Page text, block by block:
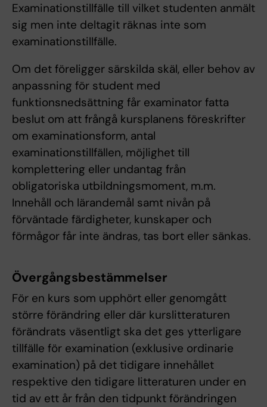
Examinationstillfälle till vilket studenten anmält
sig men inte deltagit räknas inte som
examinationstillfälle.
Om det föreligger särskilda skäl, eller behov av
anpassning för student med
funktionsnedsättning får examinator fatta
beslut om att frångå kursplanens föreskrifter
om examinationsform, antal
examinationstillfällen, möjlighet till
komplettering eller undantag från
obligatoriska utbildningsmoment, m.m.
Innehåll och lärandemål samt nivån på
förväntade färdigheter, kunskaper och
förmågor får inte ändras, tas bort eller sänkas.
Övergångsbestämmelser
För en kurs som upphört eller genomgått
större förändring eller där kurslitteraturen
förändrats väsentligt ska det ges ytterligare
tillfälle för examination (exklusive ordinarie
examination) på det tidigare innehållet
respektive den tidigare litteraturen under en
tid av ett år från den tidpunkt förändringen